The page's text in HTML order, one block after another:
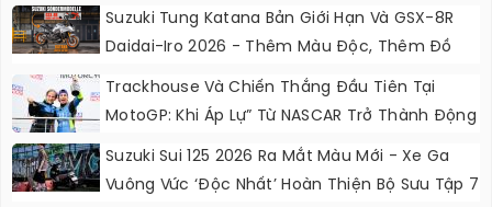
Suzuki Tung Katana Bản Giới Hạn Và GSX-8R
Daidai-Iro 2026 - Thêm Màu Độc, Thêm Đồ
Chơi, Thêm Cá Tính
Trackhouse Và Chiến Thắng Đầu Tiên Tại
MotoGP: Khi Áp Lự” Từ NASCAR Trở Thành Động
Lực Ngọt Ngào
Suzuki Sui 125 2026 Ra Mắt Màu Mới - Xe Ga
Vuông Vức ‘độc Nhất’ Hoàn Thiện Bộ Sưu Tập 7